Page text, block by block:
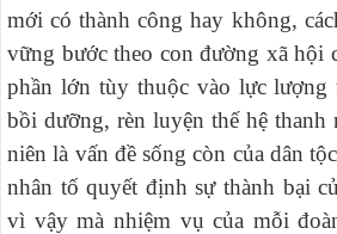
mới có thành công hay không,
vững bước theo con đường xã hội
phần lớn tùy thuộc vào lực lượng
bồi dưỡng, rèn luyện thế hệ thanh
niên là vấn đề sống còn của dân
nhân tố quyết định sự thành bại
vì vậy mà nhiệm vụ của mỗi